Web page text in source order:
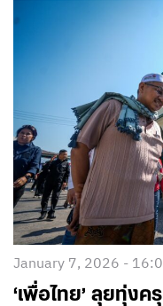
January 7, 2026 -
‘เพื่อไทย’ ลุยทุ่งค